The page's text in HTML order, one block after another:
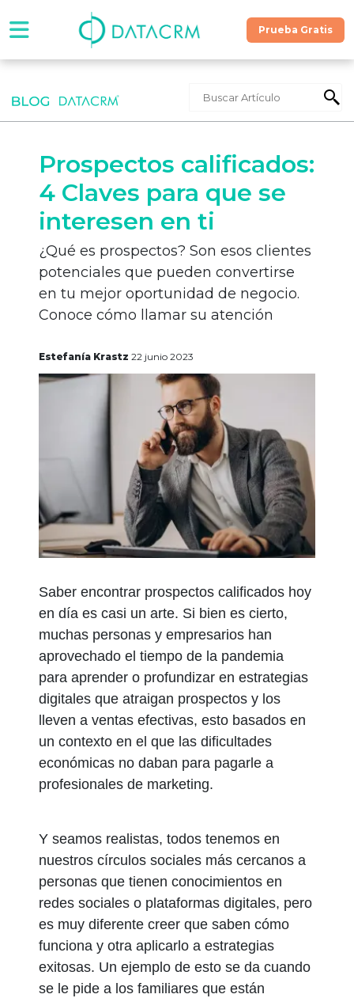
Software
Contáctanos
Recursos
¡Hablemos!
gratis
Prueba Gratis
Prospectos calificados:
4 Claves para que se
interesen en ti
¿Qué es prospectos? Son esos clientes
potenciales que pueden convertirse
en tu mejor oportunidad de negocio.
Conoce cómo llamar su atención
Estefanía Krastz 22 junio 2023
Saber encontrar prospectos calificados hoy
en día es casi un arte. Si bien es cierto,
muchas personas y empresarios han
aprovechado el tiempo de la pandemia
para aprender o profundizar en estrategias
digitales que atraigan prospectos y los
lleven a ventas efectivas, esto basados en
un contexto en el que las dificultades
económicas no daban para pagarle a
profesionales de marketing.
Y seamos realistas, todos tenemos en
nuestros círculos sociales más cercanos a
personas que tienen conocimientos en
redes sociales o plataformas digitales, pero
es muy diferente creer que saben cómo
funciona y otra aplicarlo a estrategias
exitosas. Un ejemplo de esto se da cuando
se le pide a los familiares que están